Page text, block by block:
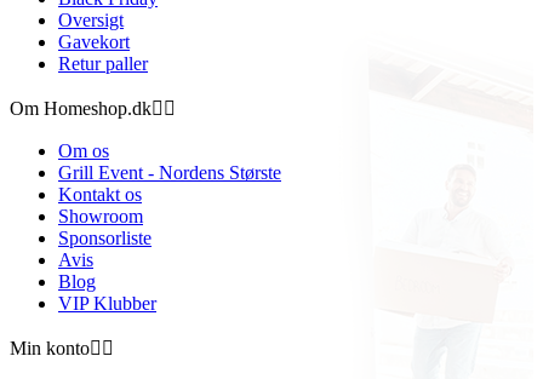
Oversigt
Gavekort
Retur paller
Om Homeshop.dk 
Om os
Grill Event - Nordens Største
Kontakt os
Showroom
Sponsorliste
Avis
Blog
VIP Klubber
Min konto 